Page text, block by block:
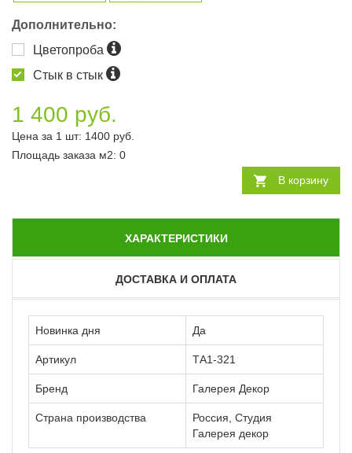
Дополнительно:
Цветопроба
Стык в стык
1 400 руб.
Цена за 1 шт: 1400 руб.
Площадь заказа м2: 0
В корзину
ХАРАКТЕРИСТИКИ
ДОСТАВКА И ОПЛАТА
Новинка дня Да
Артикул ТА1-321
Бренд Галерея Декор
Страна производства
Россия, Студия
Галерея декор